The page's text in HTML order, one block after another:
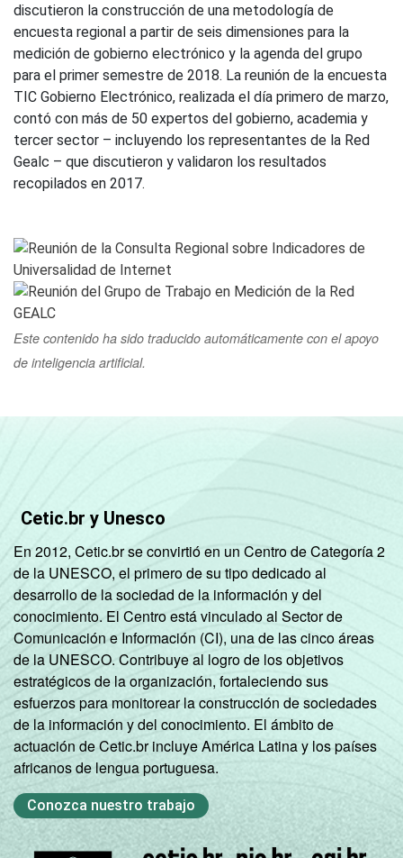
discutieron la construcción de una metodología de
encuesta regional a partir de seis dimensiones para la
medición de gobierno electrónico y la agenda del grupo
para el primer semestre de 2018. La reunión de la encuesta
TIC Gobierno Electrónico, realizada el día primero de marzo,
contó con más de 50 expertos del gobierno, academia y
tercer sector – incluyendo los representantes de la Red
Gealc – que discutieron y validaron los resultados
recopilados en 2017.
Este contenido ha sido traducido automáticamente con el apoyo
de inteligencia artificial.
Cetic.br y Unesco
En 2012, Cetic.br se convirtió en un Centro de Categoría 2
de la UNESCO, el primero de su tipo dedicado al
desarrollo de la sociedad de la información y del
conocimiento. El Centro está vinculado al Sector de
Comunicación e Información (CI), una de las cinco áreas
de la UNESCO. Contribuye al logro de los objetivos
estratégicos de la organización, fortaleciendo sus
esfuerzos para monitorear la construcción de sociedades
de la información y del conocimiento. El ámbito de
actuación de Cetic.br incluye América Latina y los países
africanos de lengua portuguesa.
Conozca nuestro trabajo